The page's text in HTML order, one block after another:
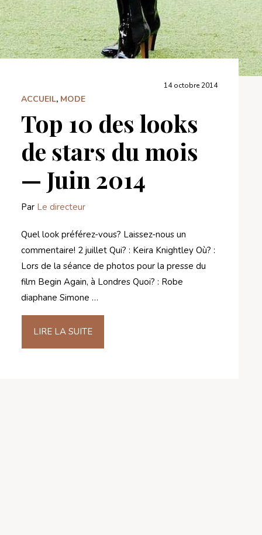
14 octobre 2014
ACCUEIL, MODE
Top 10 des looks
de stars du mois
— Juin 2014
Par Le directeur
Quel look préférez-vous? Laissez-nous un
commentaire! 2 juillet Qui? : Keira Knightley Où? :
Lors de la séance de photos pour la presse du
film Begin Again, à Londres Quoi? : Robe
diaphane Simone …
LIRE LA SUITE